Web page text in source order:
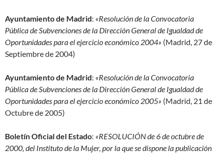
Ayuntamiento de Madrid: «Resolución de la Convocatoria
Pública de Subvenciones de la Dirección General de Igualdad de
Oportunidades para el ejercicio económico 2004» (Madrid, 27 de
Septiembre de 2004)
Ayuntamiento de Madrid: «Resolución de la Convocatoria
Pública de Subvenciones de la Dirección General de Igualdad de
Oportunidades para el ejercicio económico 2005» (Madrid, 21 de
Octubre de 2005)
Boletín Oficial del Estado: «RESOLUCIÓN de 6 de octubre de
2000, del Instituto de la Mujer, por la que se dispone la publicación